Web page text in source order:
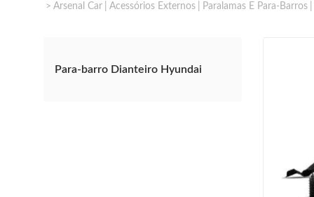
Arsenal Car Acessórios Externos Paralamas E Para-Barros
Para-barro Dianteiro Hyundai